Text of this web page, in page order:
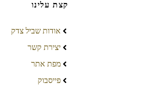
קצת עלינו
אודות שביל צדק
יצירת קשר
מפת אתר
פייסבוק